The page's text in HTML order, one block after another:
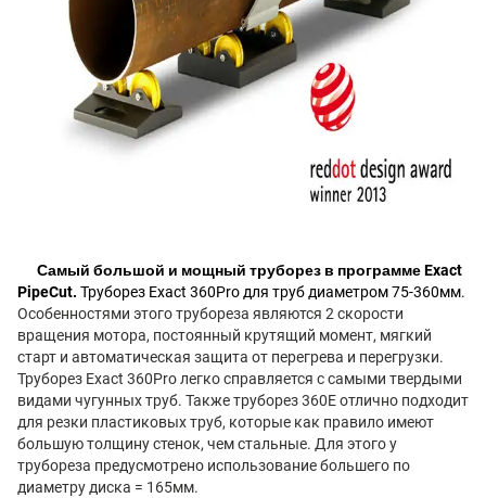
Самый большой и мощный труборез в программе Exact
PipeCut. Труборез Exact 360Pro для труб диаметром 75-360мм.
Особенностями этого трубореза являются 2 скорости
вращения мотора, постоянный крутящий момент, мягкий
старт и автоматическая защита от перегрева и перегрузки.
Труборез Exact 360Pro легко справляется с самыми твердыми
видами чугунных труб. Также труборез 360Е отлично подходит
для резки пластиковых труб, которые как правило имеют
большую толщину стенок, чем стальные. Для этого у
трубореза предусмотрено использование большего по
диаметру диска = 165мм.